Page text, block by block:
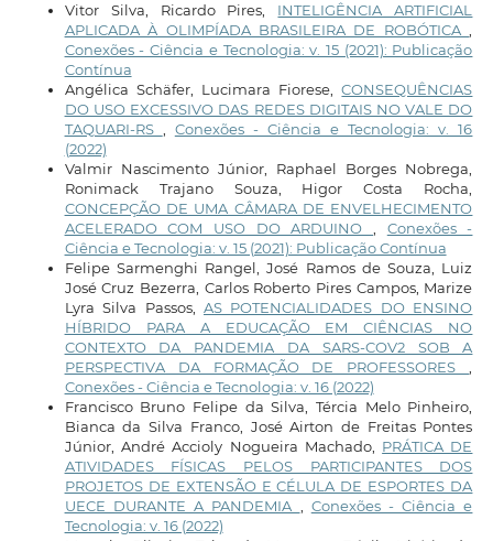
Vitor Silva, Ricardo Pires, INTELIGÊNCIA ARTIFICIAL
APLICADA À OLIMPÍADA BRASILEIRA DE ROBÓTICA,
Conexões - Ciência e Tecnologia: v. 15 (2021): Publicação
Contínua
Angélica Schäfer, Lucimara Fiorese,CONSEQUÊNCIAS
DO USO EXCESSIVO DAS REDES DIGITAIS NO VALE DO
TAQUARI-RS , Conexões - Ciência e Tecnologia: v. 16
(2022)
Valmir Nascimento Júnior, Raphael Borges Nobrega,
Ronimack Trajano Souza, Higor Costa Rocha,
CONCEPÇÃO DE UMA CÂMARA DE ENVELHECIMENTO
ACELERADO COM USO DO ARDUINO, Conexões -
Ciência e Tecnologia: v. 15 (2021): Publicação Contínua
Felipe Sarmenghi Rangel, José Ramos de Souza, Luiz
José Cruz Bezerra, Carlos Roberto Pires Campos, Marize
Lyra Silva Passos, AS POTENCIALIDADES DO ENSINO
HÍBRIDO PARA A EDUCAÇÃO EM CIÊNCIAS NO
CONTEXTO DA PANDEMIA DA SARS-COV2 SOB A
PERSPECTIVA DA FORMAÇÃO DE PROFESSORES,
Conexões - Ciência e Tecnologia: v. 16 (2022)
Francisco Bruno Felipe da Silva, Tércia Melo Pinheiro,
Bianca da Silva Franco, José Airton de Freitas Pontes
Júnior, André Accioly Nogueira Machado, PRÁTICA DE
ATIVIDADES FÍSICAS PELOS PARTICIPANTES DOS
PROJETOS DE EXTENSÃO E CÉLULA DE ESPORTES DA
UECE DURANTE A PANDEMIA , Conexões - Ciência e
Tecnologia: v. 16 (2022)